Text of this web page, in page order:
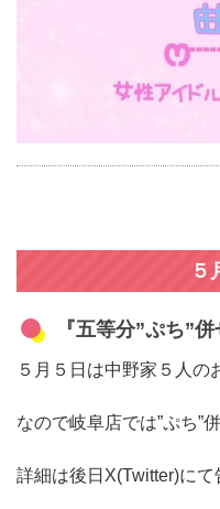
５
『五等分”ぷち”併
５月５日は中野家５人の
なので岐阜店では”ぷち”
詳細は後日X(Twitter)にて